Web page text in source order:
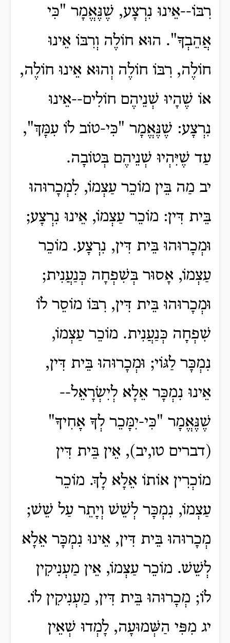
רִבּוֹ--אֵינוּ נִרְצָע, שֶׁנֶּאֱמָר "כִּי
אֲהֵבְךָ". הוּא חוֹלֶה וְרִבּוֹ אֵינוּ
חוֹלֶה, רִבּוֹ חוֹלֶה וְהוּא אֵינוּ חוֹלֶה,
אוֹ שֶׁהָיוּ שְׁנֵיהֶם חוֹלִים--אֵינוּ
נִרְצָע: שֶׁנֶּאֱמָר "כִּי-טוֹב לוֹ עִמָּךְ",
עַד שֶׁיִּהְיוּ שְׁנֵיהֶם בְּטוֹבָה.
יב מַה בֵּין מוֹכֵר עַצְמוֹ, לִמְכָרוּהוּ
בֵּית דִּין: מוֹכֵר עַצְמוֹ, אֵינוּ נִרְצָע;
וּמְכָרוּהוּ בֵּית דִּין, נִרְצָע. מוֹכֵר
עַצְמוֹ, אָסוּר בְּשִׁפְחָה כְּנַעֲנִית;
וּמְכָרוּהוּ בֵּית דִּין, רִבּוֹ מוֹסֵר לוֹ
שִׁפְחָה כְּנַעֲנִית. מוֹכֵר עַצְמוֹ,
נִמְכָּר לַגּוֹי; וּמְכָרוּהוּ בֵּית דִּין,
אֵינוּ נִמְכָּר אֵלָא לְיִשְׂרָאֵל--
שֶׁנֶּאֱמָר "כִּי-יִמָּכֵר לְךָ אָחִיךָ"
(דברים טו,יב), אֵין בֵּית דִּין
מוֹכְרִין אוֹתוֹ אֵלָא לָךְ. מוֹכֵר
עַצְמוֹ, נִמְכָּר לְשֵׁשׁ וְיָתֵר עַל שֵׁשׁ;
מְכָרוּהוּ בֵּית דִּין, אֵינוּ נִמְכָּר אֵלָא
לְשֵׁשׁ. מוֹכֵר עַצְמוֹ, אֵין מַעְנִיקִין
לוֹ; מְכָרוּהוּ בֵּית דִּין, מַעְנִיקִין לוֹ.
יג מִפִּי הַשְּׁמוּעָה, לָמְדוּ שְׁאֵין